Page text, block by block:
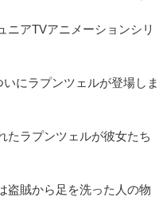
ニアTVアニメーションシリ
にラプンツェルが登場しま
たラプンツェルが彼女たち
盗賊から足を洗った人の物